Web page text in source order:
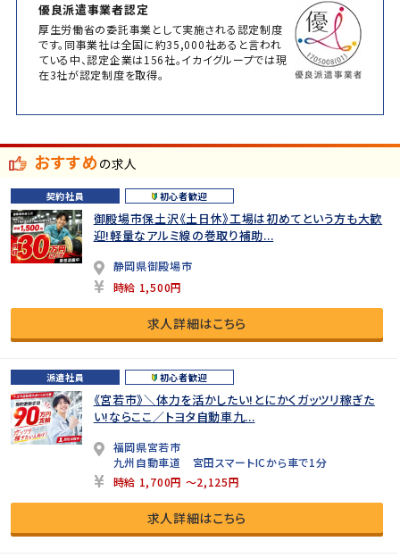
優良派遣事業者認定
厚生労働省の委託事業として実施される認定制度
です。同事業社は全国に約35,000社あると言われ
ている中、認定企業は156社。イカイグループでは現
在3社が認定制度を取得。
おすすめの求人
契約社員 初心者歓迎
御殿場市保土沢《土日休》工場は初めてという方も大歓
迎!軽量なアルミ線の巻取り補助...
静岡県御殿場市
時給 1,500円
求人詳細はこちら
派遣社員 初心者歓迎
《宮若市》＼体力を活かしたい!とにかくガッツリ稼ぎた
い!ならここ／トヨタ自動車九...
福岡県宮若市
九州自動車道 宮田スマートICから車で1分
時給 1,700円 ～2,125円
求人詳細はこちら